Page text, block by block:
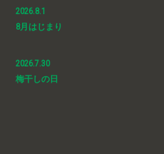
2026.8.1
8月はじまり
2026.7.30
梅干しの日